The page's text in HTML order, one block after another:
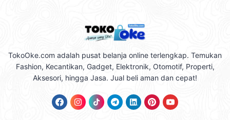
TokoOke.com adalah pusat belanja online terlengkap. Temukan
Fashion, Kecantikan, Gadget, Elektronik, Otomotif, Properti,
Aksesori, hingga Jasa. Jual beli aman dan cepat!